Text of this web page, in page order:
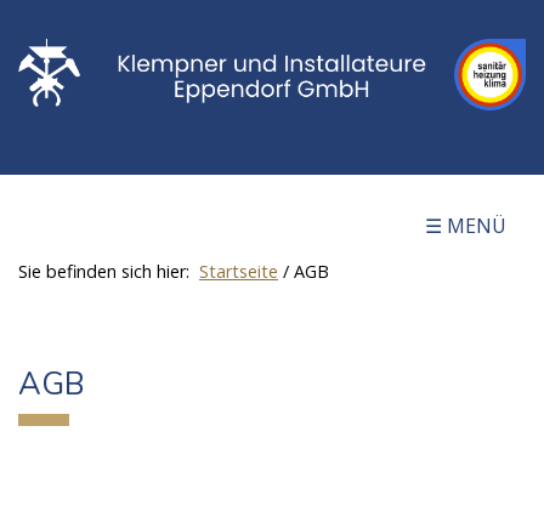
☰ MENÜ
Sie befinden sich hier: Startseite / AGB
AGB